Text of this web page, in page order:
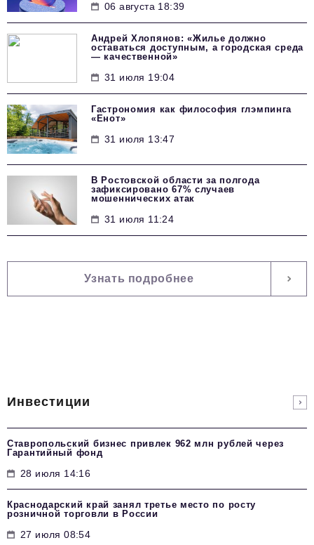
06 августа 18:39
Андрей Хлопянов: «Жилье должно
оставаться доступным, а городская среда
— качественной»
31 июля 19:04
Гастрономия как философия глэмпинга
«Енот»
31 июля 13:47
В Ростовской области за полгода
зафиксировано 67% случаев
мошеннических атак
31 июля 11:24
Узнать подробнее
Инвестиции
Ставропольский бизнес привлек 962 млн рублей через
Гарантийный фонд
28 июля 14:16
Краснодарский край занял третье место по росту
розничной торговли в России
27 июля 08:54